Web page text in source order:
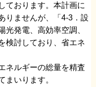
ております。本計画に
りませんが、「4-3．設
光発電、高効率空調、
検討しており、省エネ
ネルギーの総量を精査
まいります。